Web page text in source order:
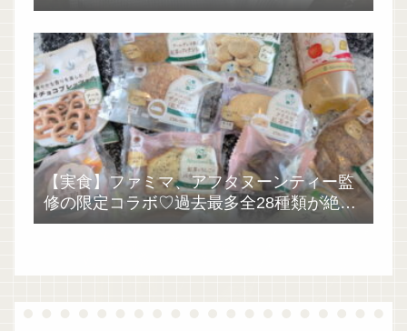
【実食】ファミマ、アフタヌーンティー監
修の限定コラボ♡過去最多全28種類が絶品
過ぎた！